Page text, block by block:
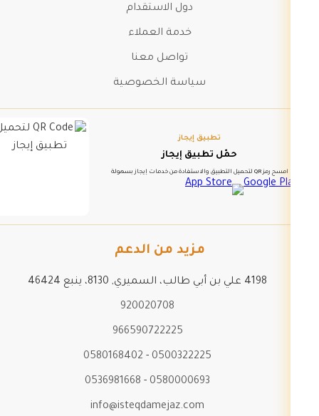
دول الاستقدام
خدمة العملاء
تواصل معنا
سياسة الخصوصية
تطبيق إيجاز
حمّل تطبيق إيجاز
امسح رمز QR لتحميل التطبيق والاستفادة من خدمات إيجاز بسهولة
مزيد من الدعم
920020708
966590722225
0500322225
-
0580168402
0580000693
-
0536981668
info@isteqdamejaz.com